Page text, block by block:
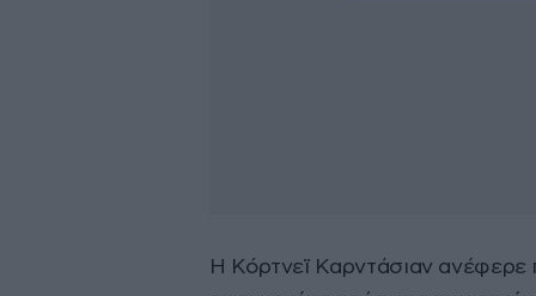
Η Κόρτνεϊ Καρντάσιαν ανέφερε